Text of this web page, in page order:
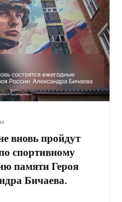
вновь пройдут
спортивному
памяти Героя
Бичаева.